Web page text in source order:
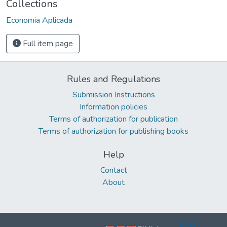
Collections
Economia Aplicada
Full item page
Rules and Regulations
Submission Instructions
Information policies
Terms of authorization for publication
Terms of authorization for publishing books
Help
Contact
About